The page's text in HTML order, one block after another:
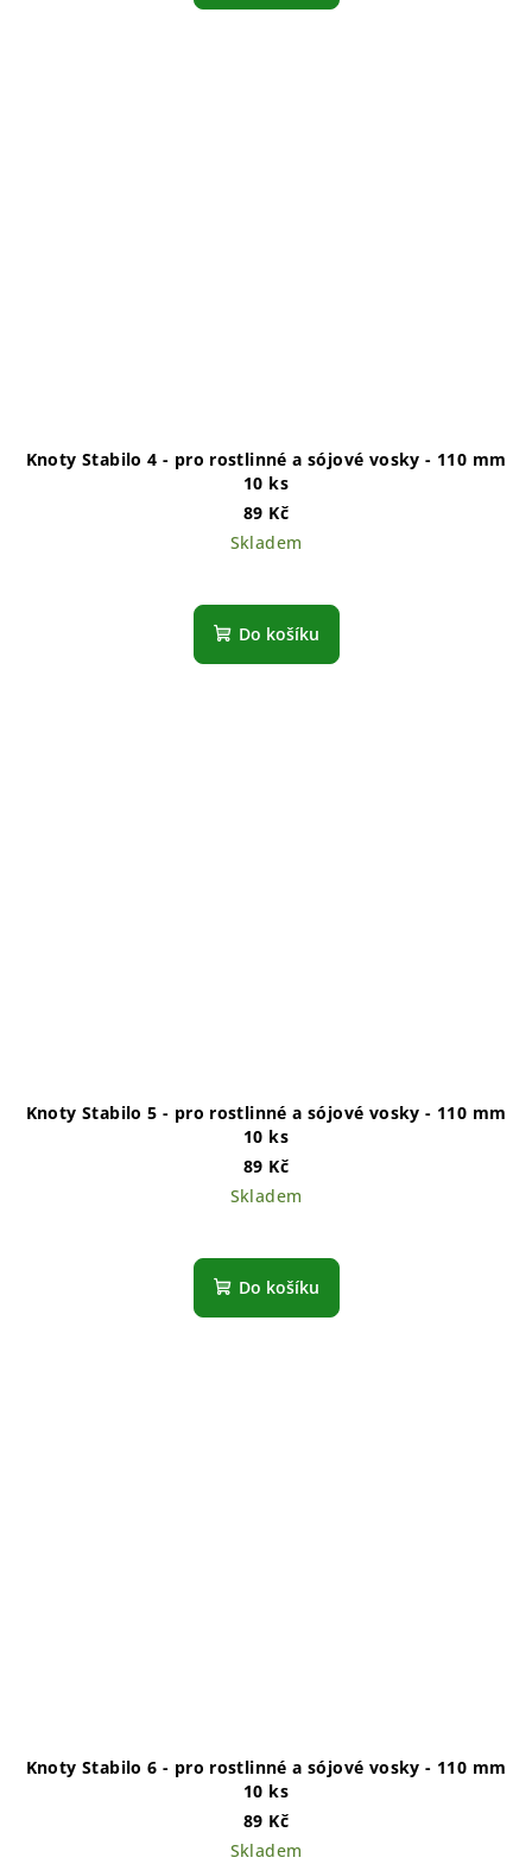
Knoty Stabilo 4 - pro rostlinné a sójové vosky - 110 mm
10 ks
89 Kč
Skladem
Do košíku
Knoty Stabilo 5 - pro rostlinné a sójové vosky - 110 mm
10 ks
89 Kč
Skladem
Do košíku
Knoty Stabilo 6 - pro rostlinné a sójové vosky - 110 mm
10 ks
89 Kč
Skladem